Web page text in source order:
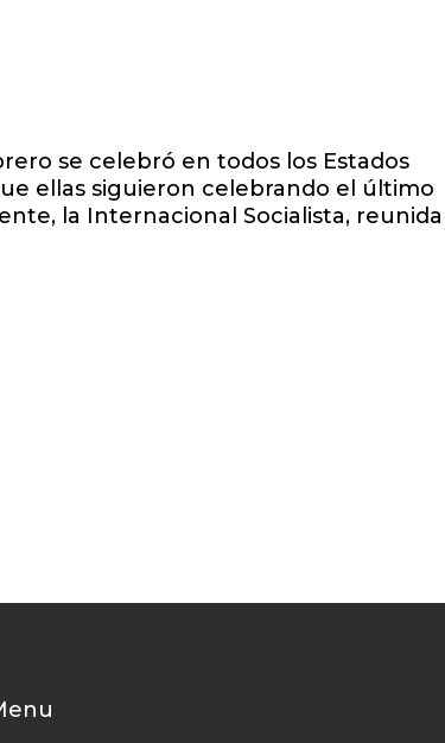
se celebró en todos los Estados
ellas siguieron celebrando el último
la Internacional Socialista, reunida